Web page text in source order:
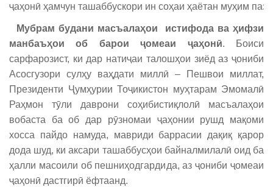
ҷаҳонӣ ҳамчун ташаббускори ин соҳаи ҳаётан муҳим
Мубрам будани масъалаҳои истифода ва ҳифзи
манбаъҳои об барои ҷомеаи ҷаҳонӣ. Боиси
сарфарозист, ки дар натиҷаи талошҳои зиёд аз ҷониби
Асосгузори сулҳу ваҳдати миллӣ – Пешвои миллат,
Президенти Ҷумҳурии Тоҷикистон муҳтарам Эмомалӣ
Раҳмон тӯли даврони соҳибистиқлолӣ масъалаҳои
вобаста ба об дар рӯзномаи ҷаҳонии рушд мақоми
хосса пайдо намуда, мавриди баррасии дақиқ қарор
дода шуд, ки аксари ташаббусҳои байналмилалӣ оид ба
ҳалли масоили об пешниҳодгардида, аз ҷониби ҷомеаи
ҷаҳонӣ дастгирӣ ёфтаанд.